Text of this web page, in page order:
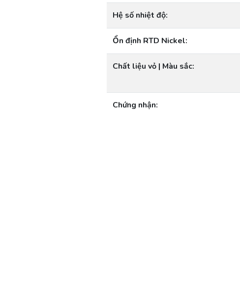
Hệ số nhiệt độ:
Ổn định RTD Nickel:
Chất liệu vỏ | Màu sắc:
Chứng nhận: